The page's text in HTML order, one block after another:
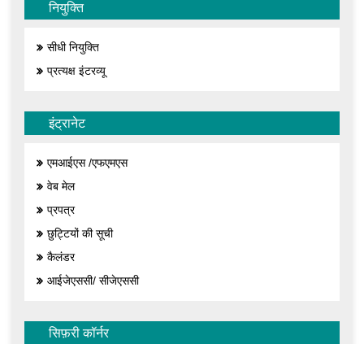
नियुक्ति
सीधी नियुक्ति
प्रत्यक्ष इंटरव्यू
इंट्रानेट
एमआईएस /एफएमएस
वेब मेल
प्रपत्र
छुट्टियों की सूची
कैलंडर
आईजेएससी/ सीजेएससी
सिफ़री कॉर्नर